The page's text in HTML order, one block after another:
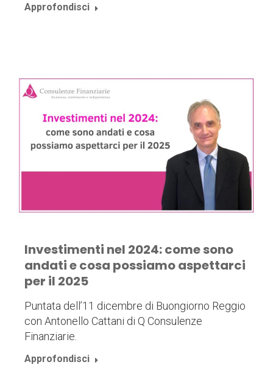
Approfondisci
Investimenti nel 2024: come sono
andati e cosa possiamo aspettarci
per il 2025
Puntata dell’11 dicembre di Buongiorno Reggio
con Antonello Cattani di Q Consulenze
Finanziarie.
Approfondisci